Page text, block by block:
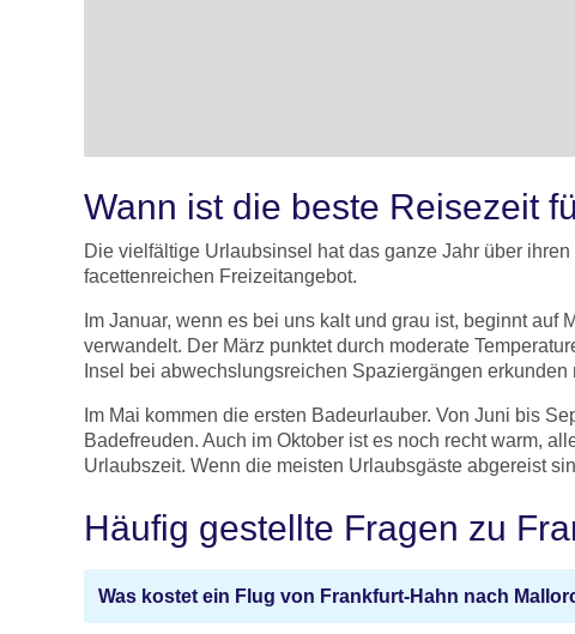
Wann ist die beste Reisezeit
Die vielfältige Urlaubsinsel hat das ganze Jahr über
facettenreichen Freizeitangebot.
Im Januar, wenn es bei uns kalt und grau ist, beginnt
verwandelt. Der März punktet durch moderate
Insel bei abwechslungsreichen Spaziergängen erkunden
Im Mai kommen die ersten Badeurlauber. Von Juni bis
Badefreuden. Auch im Oktober ist es noch recht warm,
Urlaubszeit. Wenn die meisten Urlaubsgäste abgereist
Häufig gestellte Fragen zu
Was kostet ein Flug von Frankfurt-Hahn nach